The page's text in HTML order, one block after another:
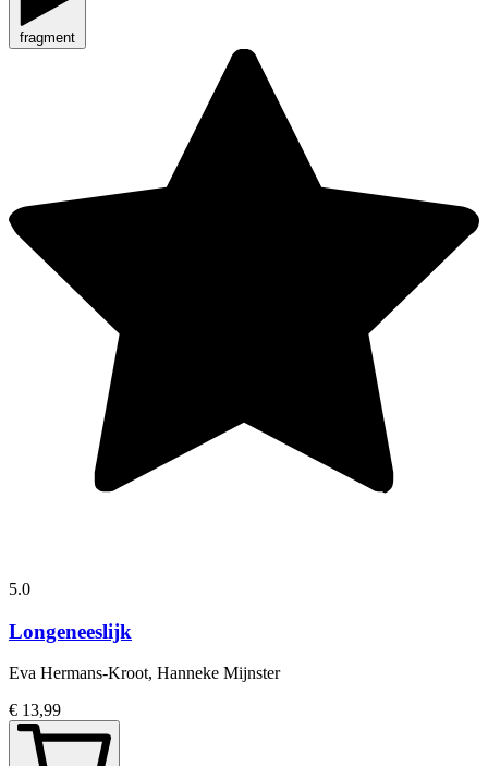
fragment
5.0
Longeneeslijk
Eva Hermans-Kroot, Hanneke Mijnster
€ 13,99